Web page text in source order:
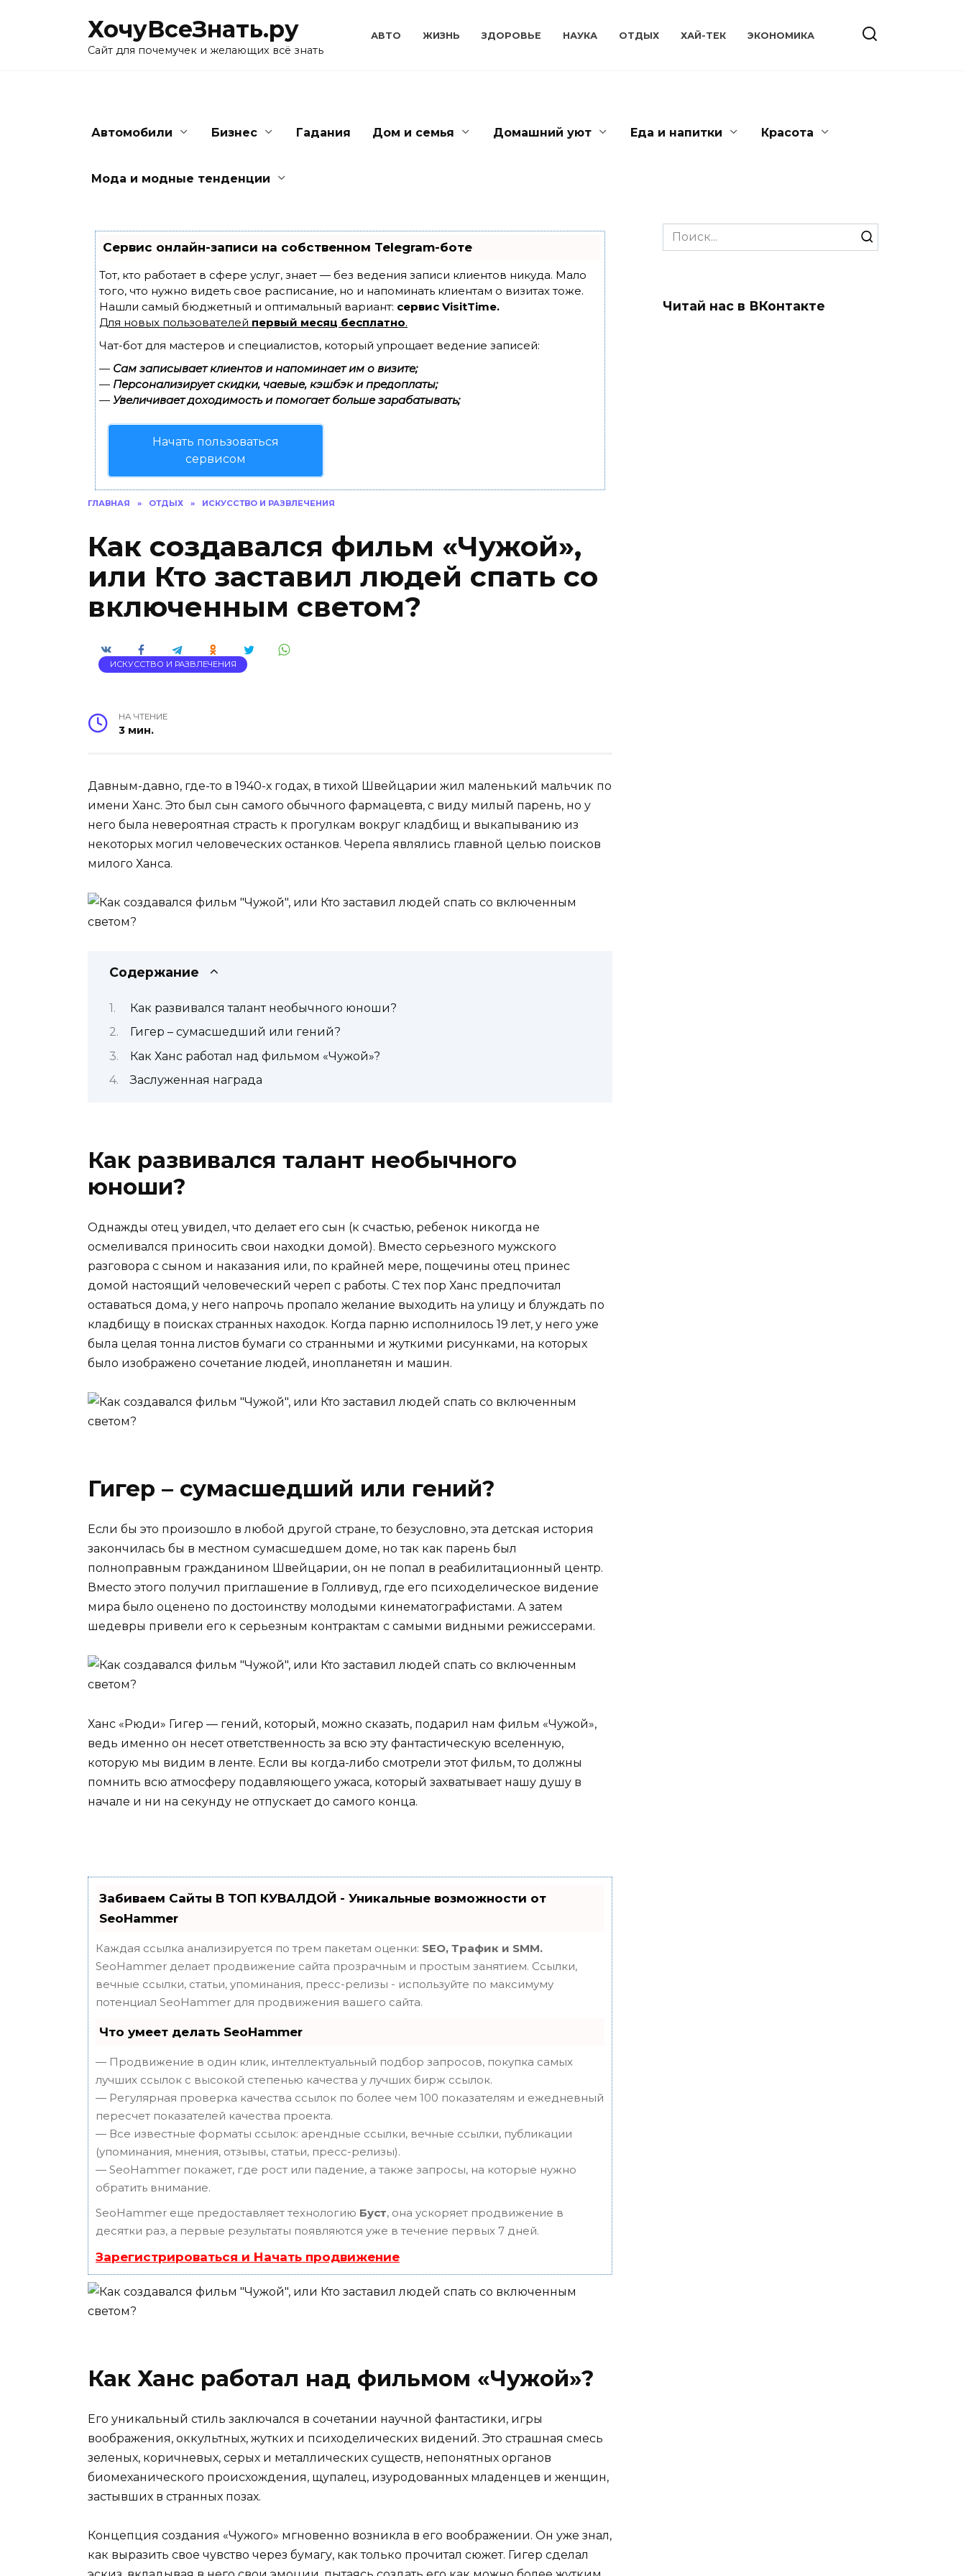
ХочуВсеЗнать.ру
Сайт для почемучек и желающих всё знать
АВТО ЖИЗНЬ ЗДОРОВЬЕ НАУКА ОТДЫХ ХАЙ-ТЕК ЭКОНОМИКА
Автомобили Бизнес Гадания Дом и семья Домашний уют Еда и напитки Красота
Мода и модные тенденции
Сервис онлайн-записи на собственном Telegram-боте
Тот, кто работает в сфере услуг, знает — без ведения записи клиентов никуда. Мало
того, что нужно видеть свое расписание, но и напоминать клиентам о визитах тоже.
Нашли самый бюджетный и оптимальный вариант: сервис VisitTime.
Для новых пользователей первый месяц бесплатно.
Чат-бот для мастеров и специалистов, который упрощает ведение записей:
— Сам записывает клиентов и напоминает им о визите;
— Персонализирует скидки, чаевые, кэшбэк и предоплаты;
— Увеличивает доходимость и помогает больше зарабатывать;
Начать пользоваться
сервисом
ГЛАВНАЯ » ОТДЫХ » ИСКУССТВО И РАЗВЛЕЧЕНИЯ
Как создавался фильм «Чужой»,
или Кто заставил людей спать со
включенным светом?
ИСКУССТВО И РАЗВЛЕЧЕНИЯ
НА ЧТЕНИЕ
3 мин.
Давным-давно, где-то в 1940-х годах, в тихой Швейцарии жил маленький мальчик по
имени Ханс. Это был сын самого обычного фармацевта, с виду милый парень, но у
него была невероятная страсть к прогулкам вокруг кладбищ и выкапыванию из
некоторых могил человеческих останков. Черепа являлись главной целью поисков
милого Ханса.
Содержание
Как развивался талант необычного юноши?
Гигер – сумасшедший или гений?
Как Ханс работал над фильмом «Чужой»?
Заслуженная награда
Как развивался талант необычного
юноши?
Однажды отец увидел, что делает его сын (к счастью, ребенок никогда не
осмеливался приносить свои находки домой). Вместо серьезного мужского
разговора с сыном и наказания или, по крайней мере, пощечины отец принес
домой настоящий человеческий череп с работы. С тех пор Ханс предпочитал
оставаться дома, у него напрочь пропало желание выходить на улицу и блуждать по
кладбищу в поисках странных находок. Когда парню исполнилось 19 лет, у него уже
была целая тонна листов бумаги со странными и жуткими рисунками, на которых
было изображено сочетание людей, инопланетян и машин.
Гигер – сумасшедший или гений?
Если бы это произошло в любой другой стране, то безусловно, эта детская история
закончилась бы в местном сумасшедшем доме, но так как парень был
полноправным гражданином Швейцарии, он не попал в реабилитационный центр.
Вместо этого получил приглашение в Голливуд, где его психоделическое видение
мира было оценено по достоинству молодыми кинематографистами. А затем
шедевры привели его к серьезным контрактам с самыми видными режиссерами.
Ханс «Рюди» Гигер — гений, который, можно сказать, подарил нам фильм «Чужой»,
ведь именно он несет ответственность за всю эту фантастическую вселенную,
которую мы видим в ленте. Если вы когда-либо смотрели этот фильм, то должны
помнить всю атмосферу подавляющего ужаса, который захватывает нашу душу в
начале и ни на секунду не отпускает до самого конца.
Забиваем Сайты В ТОП КУВАЛДОЙ - Уникальные возможности от
SeoHammer
Каждая ссылка анализируется по трем пакетам оценки: SEO, Трафик и SMM.
SeoHammer делает продвижение сайта прозрачным и простым занятием. Ссылки,
вечные ссылки, статьи, упоминания, пресс-релизы - используйте по максимуму
потенциал SeoHammer для продвижения вашего сайта.
Что умеет делать SeoHammer
— Продвижение в один клик, интеллектуальный подбор запросов, покупка самых
лучших ссылок с высокой степенью качества у лучших бирж ссылок.
— Регулярная проверка качества ссылок по более чем 100 показателям и ежедневный
пересчет показателей качества проекта.
— Все известные форматы ссылок: арендные ссылки, вечные ссылки, публикации
(упоминания, мнения, отзывы, статьи, пресс-релизы).
— SeoHammer покажет, где рост или падение, а также запросы, на которые нужно
обратить внимание.
SeoHammer еще предоставляет технологию Буст, она ускоряет продвижение в
десятки раз, а первые результаты появляются уже в течение первых 7 дней.
Зарегистрироваться и Начать продвижение
Как Ханс работал над фильмом «Чужой»?
Его уникальный стиль заключался в сочетании научной фантастики, игры
воображения, оккультных, жутких и психоделических видений. Это страшная смесь
зеленых, коричневых, серых и металлических существ, непонятных органов
биомеханического происхождения, щупалец, изуродованных младенцев и женщин,
застывших в странных позах.
Концепция создания «Чужого» мгновенно возникла в его воображении. Он уже знал,
как выразить свое чувство через бумагу, как только прочитал сюжет. Гигер сделал
Search
for:
Читай нас в ВКонтакте